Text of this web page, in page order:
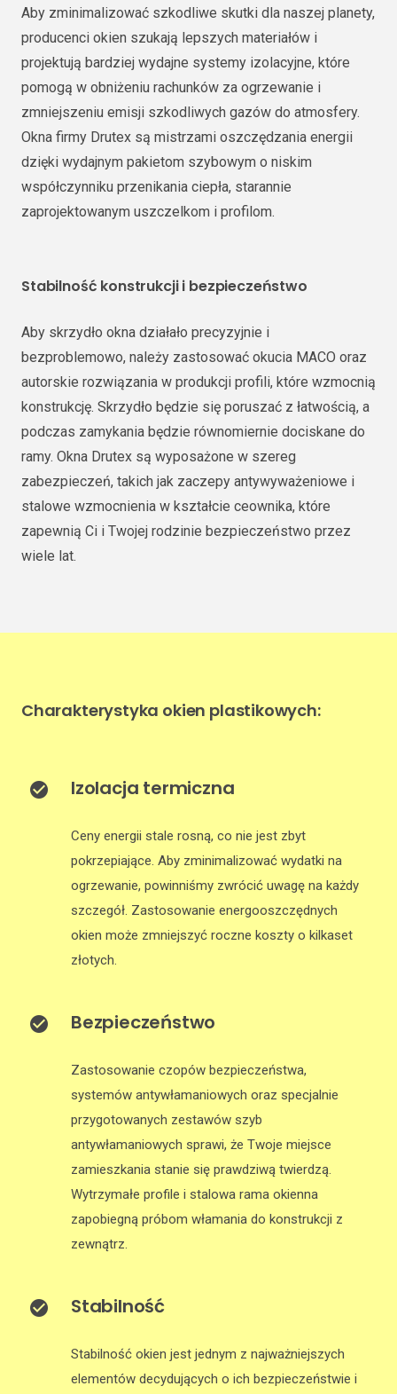
Aby zminimalizować szkodliwe skutki dla naszej planety,
producenci okien szukają lepszych materiałów i
projektują bardziej wydajne systemy izolacyjne, które
pomogą w obniżeniu rachunków za ogrzewanie i
zmniejszeniu emisji szkodliwych gazów do atmosfery.
Okna firmy Drutex są mistrzami oszczędzania energii
dzięki wydajnym pakietom szybowym o niskim
współczynniku przenikania ciepła, starannie
zaprojektowanym uszczelkom i profilom.
Stabilność konstrukcji i bezpieczeństwo
Aby skrzydło okna działało precyzyjnie i
bezproblemowo, należy zastosować okucia MACO oraz
autorskie rozwiązania w produkcji profili, które wzmocnią
konstrukcję. Skrzydło będzie się poruszać z łatwością, a
podczas zamykania będzie równomiernie dociskane do
ramy. Okna Drutex są wyposażone w szereg
zabezpieczeń, takich jak zaczepy antywyważeniowe i
stalowe wzmocnienia w kształcie ceownika, które
zapewnią Ci i Twojej rodzinie bezpieczeństwo przez
wiele lat.
Charakterystyka okien plastikowych:
Izolacja termiczna
Ceny energii stale rosną, co nie jest zbyt
pokrzepiające. Aby zminimalizować wydatki na
ogrzewanie, powinniśmy zwrócić uwagę na każdy
szczegół. Zastosowanie energooszczędnych
okien może zmniejszyć roczne koszty o kilkaset
złotych.
Bezpieczeństwo
Zastosowanie czopów bezpieczeństwa,
systemów antywłamaniowych oraz specjalnie
przygotowanych zestawów szyb
antywłamaniowych sprawi, że Twoje miejsce
zamieszkania stanie się prawdziwą twierdzą.
Wytrzymałe profile i stalowa rama okienna
zapobiegną próbom włamania do konstrukcji z
zewnątrz.
Stabilność
Stabilność okien jest jednym z najważniejszych
elementów decydujących o ich bezpieczeństwie i